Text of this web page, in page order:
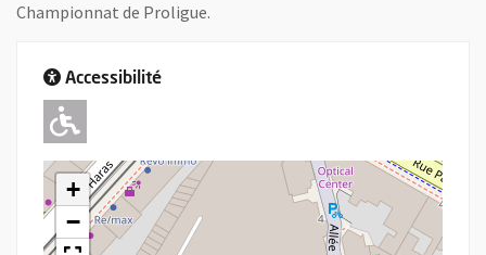
Championnat de Proligue.
Accessibilité
Adapté pour l'handicap Moteur
+
−